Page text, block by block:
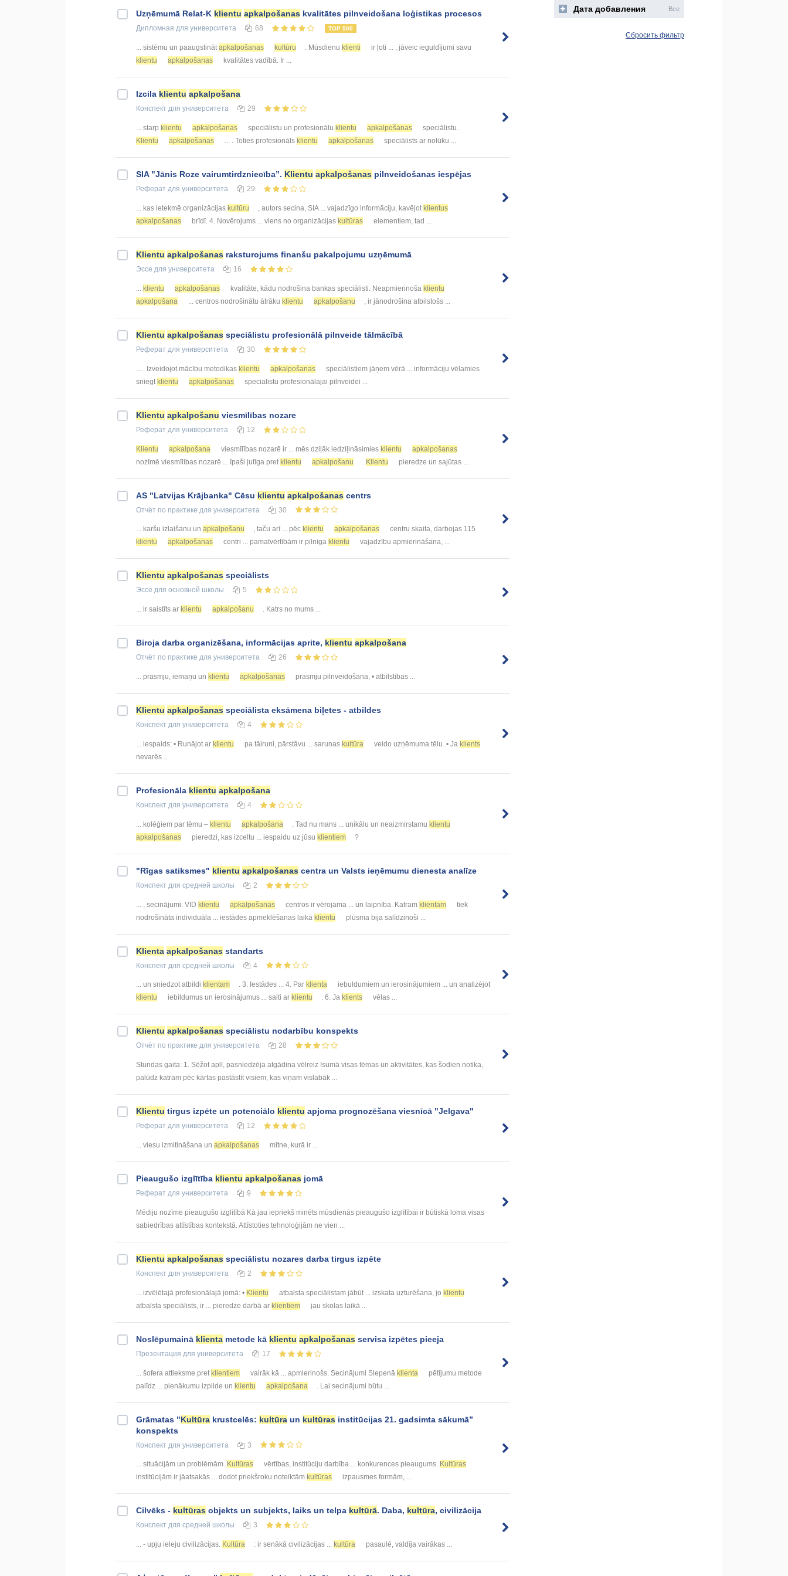
Uzņēmumā Relat-K klientu apkalpošanas kvalitātes pilnveidošana loģistikas procesos
Дипломная для университета 68 TOP 500
... sistēmu un paaugstinātapkalpošanas kultūru . Mūsdienu klienti
ir ļoti ... , jāveic ieguldījumi savu
klientu
apkalpošanas kvalitātes vadībā. Ir ...
Izcila klientu apkalpošana
Конспект для университета 29
... starp klientu apkalpošanas speciālistu un profesionālu klientu apkalpošanas
speciālistu.
Klientu
apkalpošanas ... . Toties profesionāls klientu apkalpošanas speciālists ar nolūku ...
SIA "Jānis Roze vairumtirdzniecība”. Klientu apkalpošanas pilnveidošanas iespējas
Реферат для университета 29
... kas ietekmē organizācijas kultūru , autors secina, SIA ... vajadzīgo informāciju, kavējot klientus
apkalpošanas
brīdī. 4. Novērojums ... viens no organizācijas kultūras elementiem, tad ...
Klientu apkalpošanas raksturojums finanšu pakalpojumu uzņēmumā
Эссе для университета 16
... klientu apkalpošanas kvalitāte, kādu nodrošina bankas speciālisti. Neapmierinoša klientu
apkalpošana
... centros nodrošinātu ātrāku klientu apkalpošanu , ir jānodrošina atbilstošs ...
Klientu apkalpošanas speciālistu profesionālā pilnveide tālmācībā
Реферат для университета 30
... . Izveidojot mācību metodikas klientu apkalpošanas
speciālistiem jāņem vērā ... informāciju vēlamies
sniegt klientu apkalpošanas specialistu profesionālajai pilnveidei ...
Klientu apkalpošanu viesmīlības nozare
Реферат для университета 12
Klientu apkalpošana viesmīlības nozarē ir ... mēs dziļāk iedziļināsimies klientu
apkalpošanas
nozīmē viesmīlības nozarē ... īpaši jutīga pret klientu apkalpošanu Klientu pieredze un sajūtas ...
AS "Latvijas Krājbanka" Cēsu klientu apkalpošanas centrs
Отчёт по практике для университета 30
... karšu izlaišanu un apkalpošanu , taču arī ... pēc klientu apkalpošanas
centru skaita, darbojas 115
klientu
apkalpošanas centri ... pamatvērtībām ir pilnīga klientu vajadzību apmierināšana, ...
Klientu apkalpošanas speciālists
Эссе для основной школы 5
... ir saistīts ar klientu apkalpošanu . Katrs no mums ...
Biroja darba organizēšana, informācijas aprite, klientu apkalpošana
Отчёт по практике для университета 26
... prasmju, iemaņu un klientu apkalpošanas prasmju pilnveidošana, • atbilstības ...
Klientu apkalpošanas speciālista eksāmena biļetes - atbildes
Конспект для университета 4
... iespaids: • Runājot ar klientu pa tālruni, pārstāvu ... sarunas kultūra veido uzņēmuma tēlu. • Ja klients
nevarēs ...
Profesionāla klientu apkalpošana
Конспект для университета 4
... kolēģiem par tēmu – klientu apkalpošana . Tad nu mans ... unikālu un neaizmirstamu klientu
apkalpošanas
pieredzi, kas izceltu ... iespaidu uz jūsu klientiem ?
"Rīgas satiksmes" klientu apkalpošanas centra un Valsts ieņēmumu dienesta analīze
Конспект для средней школы 2
... , secinājumi. VID klientu apkalpošanas centros ir vērojama ... un laipnība. Katram klientam
tiek
nodrošināta individuāla ... iestādes apmeklēšanas laikā klientu plūsma bija salīdzinoši ...
Klienta apkalpošanas standarts
Конспект для средней школы 4
... un sniedzot atbildi klientam . 3. Iestādes ... 4. Par klienta
iebuldumiem un ierosinājumiem ... un analizējot
klientu
iebildumus un ierosinājumus ... saiti ar klientu . 6. Ja klients vēlas ...
Klientu apkalpošanas speciālistu nodarbību konspekts
Отчёт по практике для университета 28
Stundas gaita: 1. Sēžot aplī, pasniedzēja atgādina vēlreiz īsumā visas tēmas un aktivitātes, kas šodien notika,
palūdz katram pēc kārtas pastāstīt visiem, kas viņam vislabāk ...
Klientu tirgus izpēte un potenciālo klientu apjoma prognozēšana viesnīcā "Jelgava"
Реферат для университета 12
... viesu izmitināšana un apkalpošanas mītne, kurā ir ...
Pieaugušo izglītība klientu apkalpošanas jomā
Реферат для университета 9
Mēdiju nozīme pieaugušo izglītībā Kā jau iepriekš minēts mūsdienās pieaugušo izglītībai ir būtiskā loma visas
sabiedrības attīstības kontekstā. Attīstoties tehnoloģijām ne vien ...
Klientu apkalpošanas speciālistu nozares darba tirgus izpēte
Конспект для университета 2
... izvēlētajā profesionālajā jomā: • Klientu atbalsta speciālistam jābūt ... izskata uzturēšana, jo klientu
atbalsta speciālists, ir ... pieredze darbā ar klientiem jau skolas laikā ...
Noslēpumainā klienta metode kā klientu apkalpošanas servisa izpētes pieeja
Презентация для университета 17
... šofera attieksme pret klientiem vairāk kā ... apmierinošs. Secinājumi Slepenā klienta
pētījumu metode
palīdz ... pienākumu izpilde un klientu apkalpošana . Lai secinājumi būtu ...
Grāmatas "Kultūra krustcelēs: kultūra un kultūras institūcijas 21. gadsimta sākumā”
konspekts
Конспект для университета 3
... situācijām un problēmām. Kultūras vērtības, institūciju darbība ... konkurences pieaugums. Kultūras
institūcijām ir jāatsakās ... dodot priekšroku noteiktām kultūras izpausmes formām, ...
Cilvēks - kultūras objekts un subjekts, laiks un telpa kultūrā. Daba, kultūra, civilizācija
Конспект для средней школы 3
... - upju ieleju civilizācijas. Kultūra : ir senākā civilizācijas ... kultūra pasaulē, valdīja vairākas ...
Дата добавления Все
Сбросить фильтр